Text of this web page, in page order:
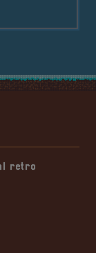
Crew
retro